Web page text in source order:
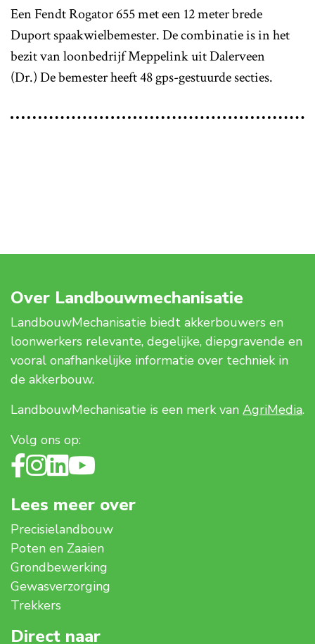
Een Fendt Rogator 655 met een 12 meter brede
Duport spaakwielbemester. De combinatie is in het
bezit van loonbedrijf Meppelink uit Dalerveen
(Dr.) De bemester heeft 48 gps-gestuurde secties.
Over Landbouwmechanisatie
LandbouwMechanisatie biedt akkerbouwers en
loonwerkers relevante, degelijke, diepgravende en
vooral onafhankelijke informatie over techniek in
de akkerbouw.
LandbouwMechanisatie is een merk van AgriMedia.
Volg ons op:
Lees meer over
Precisielandbouw
Poten en Zaaien
Grondbewerking
Gewasverzorging
Trekkers
Direct naar